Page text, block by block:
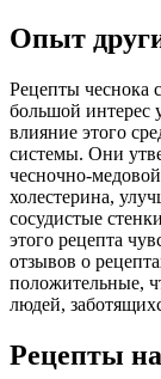
Опыт
Рецепты чеснока
большой интерес
влияние этого
системы. Они
чесночно-
холестерина,
сосудистые
этого рецепта
отзывов о
положительные,
людей,
Рецепты